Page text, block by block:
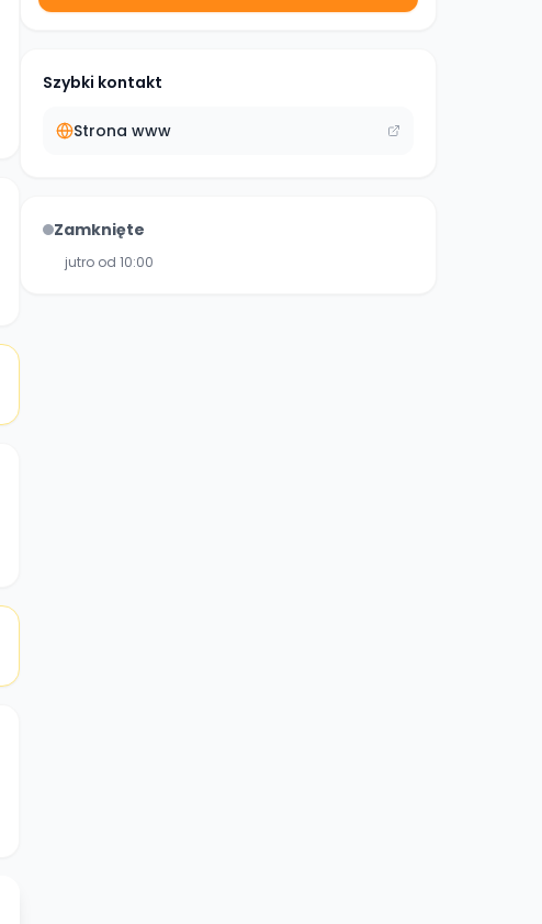
Szybki kontakt
Strona www
Zamknięte
jutro od 10:00